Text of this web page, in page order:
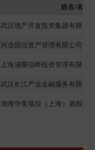
姓名/名称
武汉地产开发投资集团有限公
兴业国信资产管理有限公司
上海浦耀信晔投资管理有限公
武汉长江产业金融服务有限公
渤海华美瑞拉（上海）股权投